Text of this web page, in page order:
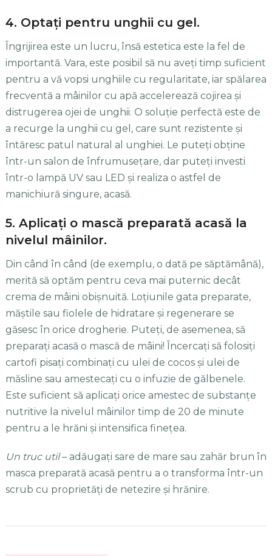
4. Optaţi pentru unghii cu gel.
Îngrijirea este un lucru, însă estetica este la fel de
importantă. Vara, este posibil să nu aveţi timp suficient
pentru a vă vopsi unghiile cu regularitate, iar spălarea
frecventă a mâinilor cu apă accelerează cojirea şi
distrugerea ojei de unghii. O soluţie perfectă este de
a recurge la unghii cu gel, care sunt rezistente şi
întăresc patul natural al unghiei. Le puteţi obţine
într-un salon de înfrumuseţare, dar puteţi investi
într-o lampă UV sau LED şi realiza o astfel de
manichiură singure, acasă.
5. Aplicaţi o mască preparată acasă la
nivelul mâinilor.
Din când în când (de exemplu, o dată pe săptămână),
merită să optăm pentru ceva mai puternic decât
crema de mâini obişnuită. Loţiunile gata preparate,
măştile sau fiolele de hidratare şi regenerare se
găsesc în orice drogherie. Puteţi, de asemenea, să
preparaţi acasă o mască de mâini! Încercaţi să folosiţi
cartofi pisaţi combinaţi cu ulei de cocos şi ulei de
măsline sau amestecaţi cu o infuzie de gălbenele.
Este suficient să aplicaţi orice amestec de substanţe
nutritive la nivelul mâinilor timp de 20 de minute
pentru a le hrăni şi intensifica fineţea.
Un truc util– adăugaţi sare de mare sau zahăr brun în
masca preparată acasă pentru a o transforma într-un
scrub cu proprietăţi de netezire şi hrănire.